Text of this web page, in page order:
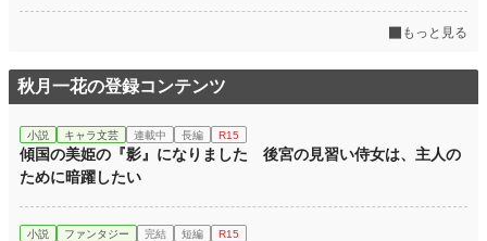
もっと見る
秋月一花の登録コンテンツ
小説 キャラ文芸 連載中 長編 R15
傾国の美姫の『影』になりました 後宮の見習い侍女は、主人の
ために暗躍したい
小説 ファンタジー 完結 短編 R15